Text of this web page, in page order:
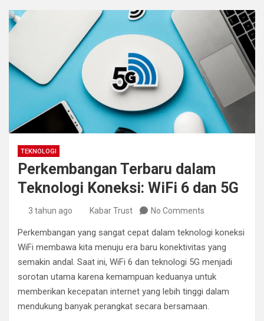
TEKNOLOGI
Perkembangan Terbaru dalam
Teknologi Koneksi: WiFi 6 dan 5G
3 tahun ago Kabar Trust No Comments
Perkembangan yang sangat cepat dalam teknologi koneksi
WiFi membawa kita menuju era baru konektivitas yang
semakin andal. Saat ini, WiFi 6 dan teknologi 5G menjadi
sorotan utama karena kemampuan keduanya untuk
memberikan kecepatan internet yang lebih tinggi dalam
mendukung banyak perangkat secara bersamaan.